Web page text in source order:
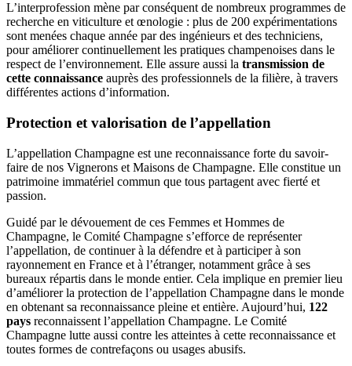
L’interprofession mène par conséquent de nombreux programmes de
recherche en viticulture et œnologie : plus de 200 expérimentations
sont menées chaque année par des ingénieurs et des techniciens,
pour améliorer continuellement les pratiques champenoises dans le
respect de l’environnement. Elle assure aussi la transmission de
cette connaissance auprès des professionnels de la filière, à travers
différentes actions d’information.
Protection et valorisation de l’appellation
L’appellation Champagne est une reconnaissance forte du savoir-
faire de nos Vignerons et Maisons de Champagne. Elle constitue un
patrimoine immatériel commun que tous partagent avec fierté et
passion.
Guidé par le dévouement de ces Femmes et Hommes de
Champagne, le Comité Champagne s’efforce de représenter
l’appellation, de continuer à la défendre et à participer à son
rayonnement en France et à l’étranger, notamment grâce à ses
bureaux répartis dans le monde entier. Cela implique en premier lieu
d’améliorer la protection de l’appellation Champagne dans le monde
en obtenant sa reconnaissance pleine et entière. Aujourd’hui, 122
pays reconnaissent l’appellation Champagne. Le Comité
Champagne lutte aussi contre les atteintes à cette reconnaissance et
toutes formes de contrefaçons ou usages abusifs.